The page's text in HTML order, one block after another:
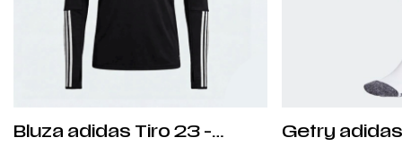
Bluza adidas Tiro 23 -
Getry